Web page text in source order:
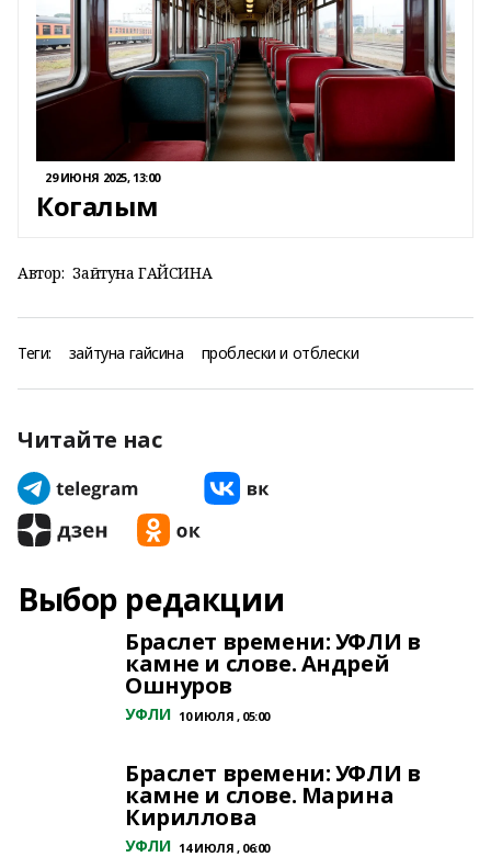
29 ИЮНЯ 2025, 13:00
Когалым
Автор: Зайтуна ГАЙСИНА
Теги: зайтуна гайсина проблески и отблески
Читайте нас
Выбор редакции
Браслет времени: УФЛИ в
камне и слове. Андрей
Ошнуров
УФЛИ 10 ИЮЛЯ , 05:00
Браслет времени: УФЛИ в
камне и слове. Марина
Кириллова
УФЛИ 14 ИЮЛЯ , 06:00